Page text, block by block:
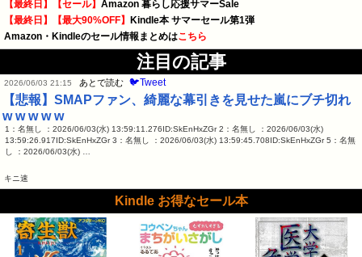
【最終日】【セール】 Amazon 暮らし応援サマーSale
【最終日】【最大90%OFF】 Kindle本 サマーセール第1弾
Amazon・Kindleのセール情報まとめはこちら
注目の記事
2026/06/03 21:15 あとで読む 🐦Tweet
【悲報】SMAPファン、綺麗な幕引きを見せた嵐にブチ切れ
w w w w w
1：名無し ：2026/06/03(水) 13:59:11.276ID:SkEnHxZGr 2：名無し ：2026/06/03(水)
13:59:26.917ID:SkEnHxZGr 3：名無し ：2026/06/03(水) 13:59:45.708ID:SkEnHxZGr 5：名無
し ：2026/06/03(水) …
キニ速
Kindle お得なセール本